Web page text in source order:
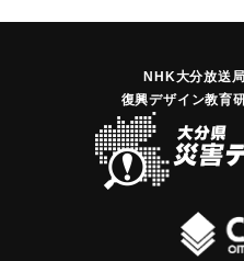
NHK大分放送
復興デザイン教育